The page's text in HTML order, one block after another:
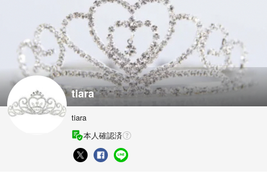
tiara
tiara
本人確認済